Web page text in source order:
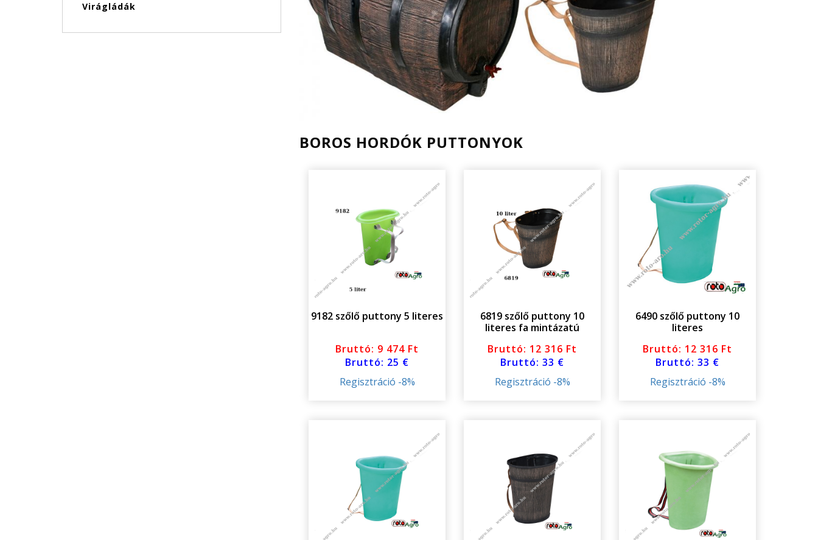
Virágládák
BOROS HORDÓK PUTTONYOK
9182 szőlő puttony 5 literes
Bruttó: 9 474 Ft
Bruttó: 25 €
Regisztráció -8%
6819 szőlő puttony 10
literes fa mintázatú
Bruttó: 12 316 Ft
Bruttó: 33 €
Regisztráció -8%
6490 szőlő puttony 10
literes
Bruttó: 12 316 Ft
Bruttó: 33 €
Regisztráció -8%